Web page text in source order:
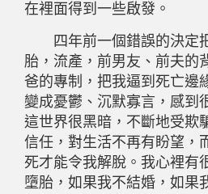
在裡面得到一些啟發。
四年前一個錯誤的決定
胎，流產，前男友、前夫的
爸的專制，把我逼到死亡邊
變成憂鬱、沉默寡言，感到
這世界很黑暗，不斷地受欺
信任，對生活不再有盼望，
死才能令我解脫。我心裡有
墮胎，如果我不結婚，如果